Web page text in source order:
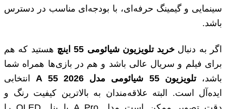
سینمایی و گیمینگ حرفه‌ای، با بودجه‌ای مناسب در دسترس
باشد.
اگر به دنبال خرید تلویزیون شیائومی 55 اینچ
هستید که هم
برای فیلم و سریال عالی باشد و هم در بازی‌ها همراه شما
باشد،تلویزیون 55 شیائومی مدل A 55 2026
انتخابی
ایده‌آل است. البته علاقه‌مندان به بالاترین کیفیت رنگ و